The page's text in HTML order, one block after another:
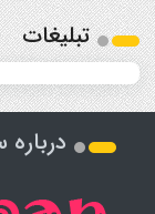
تبلیغات